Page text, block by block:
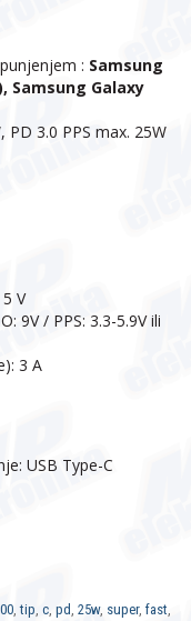
: Samsung
Samsung Galaxy
3.0 PPS max. 25W
V
9V / PPS: 3.3-5.9V ili
3 A
USB Type-C
,tip, c, pd, 25w, super, fast,